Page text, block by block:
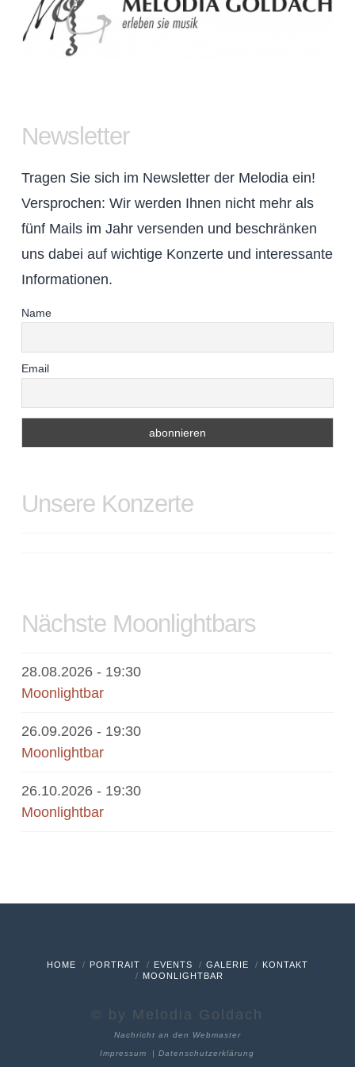
Newsletter
Tragen Sie sich im Newsletter der Melodia ein!
Versprochen: Wir werden Ihnen nicht mehr als
fünf Mails im Jahr versenden und beschränken
uns dabei auf wichtige Konzerte und interessante
Informationen.
Name
Email
Unsere Konzerte
Nächste Moonlightbars
28.08.2026- 19:30
Moonlightbar
26.09.2026- 19:30
Moonlightbar
26.10.2026- 19:30
Moonlightbar
HOME PORTRAIT EVENTS GALERIE
KONTAKT
MOONLIGHTBAR
© by Melodia Goldach
Nachricht an den Webmaster
Impressum |Datenschutzerklärung